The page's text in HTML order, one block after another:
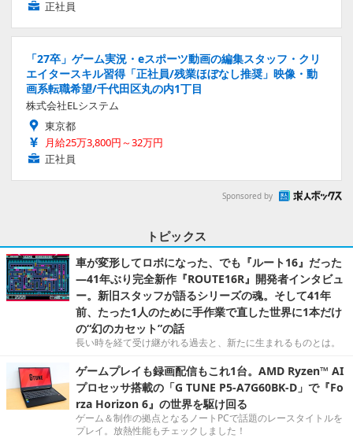
正社員
「27卒」ゲーム実況・eスポーツ動画の編集スタッフ・クリ
エイタースキル習得「正社員/残業ほぼなし推奨」映像・動
画系転職希望/千代田区丸の内1丁目
株式会社ELシステム
東京都
月給25万3,800円～32万円
正社員
Sponsored by
トピックス
車が変形してロボになった、でも『ルート16』だった
―41年ぶり完全新作『ROUTE16R』開発者インタビュ
ー。新旧スタッフが語るシリーズの魂。そして41年
前、たった1人のために手作業で直した世界に1本だけ
の“幻のカセット”の話
長い時を経て受け継がれる過去と、新たに生まれるものとは。
ゲームプレイも録画配信もこれ1台。AMD Ryzen™ AI
プロセッサ搭載の「G TUNE P5-A7G60BK-D」で『Fo
rza Horizon 6』の世界を駆け回る
ゲーム＆制作の拠点となるノートPCで話題のレースタイトルを
プレイ。放熱性能もチェックしました！